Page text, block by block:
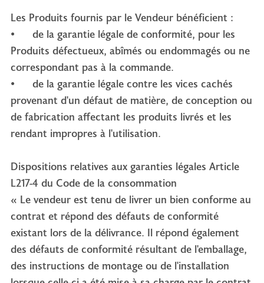
Les Produits fournis par le Vendeur bénéficient :
• de la garantie légale de conformité, pour les
Produits défectueux, abîmés ou endommagés ou ne
correspondant pas à la commande.
• de la garantie légale contre les vices cachés
provenant d'un défaut de matière, de conception ou
de fabrication affectant les produits livrés et les
rendant impropres à l'utilisation.
Dispositions relatives aux garanties légales Article
L217-4 du Code de la consommation
« Le vendeur est tenu de livrer un bien conforme au
contrat et répond des défauts de conformité
existant lors de la délivrance. Il répond également
des défauts de conformité résultant de l'emballage,
des instructions de montage ou de l'installation